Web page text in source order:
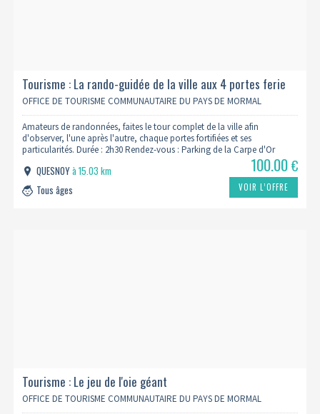
Tourisme : La rando-guidée de la ville aux 4 portes ferie
OFFICE DE TOURISME COMMUNAUTAIRE DU PAYS DE MORMAL
Amateurs de randonnées, faites le tour complet de la ville afin
d'observer, l'une après l'autre, chaque portes fortifiées et ses
particularités. Durée : 2h30 Rendez-vous : Parking de la Carpe d'Or
QUESNOYà 15.03 km
Tous âges
100.00€
VOIR L’OFFRE
Tourisme : Le jeu de l'oie géant
OFFICE DE TOURISME COMMUNAUTAIRE DU PAYS DE MORMAL